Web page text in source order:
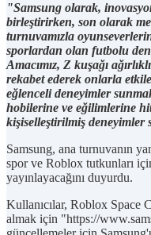
"Samsung olarak,
birleştirirken, son olarak
turnuvamızla
sporlardan olan futbolu
Amacımız, Z kuşağı
rekabet ederek onlarla
eğlenceli deneyimler
hobilerine ve eğilimlerine
kişiselleştirilmiş
Samsung, ana turnuvanın
spor ve Roblox tutkunları
yayınlayacağını duyurdu.
Kullanıcılar, Roblox Space
almak için "https://